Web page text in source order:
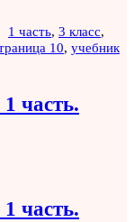
1 часть, 3 класс,
10, учебник
часть.
часть.